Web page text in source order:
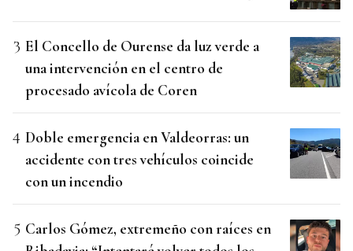
El Concello de Ourense da luz verde a
una intervención en el centro de
procesado avícola de Coren
Doble emergencia en Valdeorras: un
accidente con tres vehículos coincide
con un incendio
Carlos Gómez, extremeño con raíces en